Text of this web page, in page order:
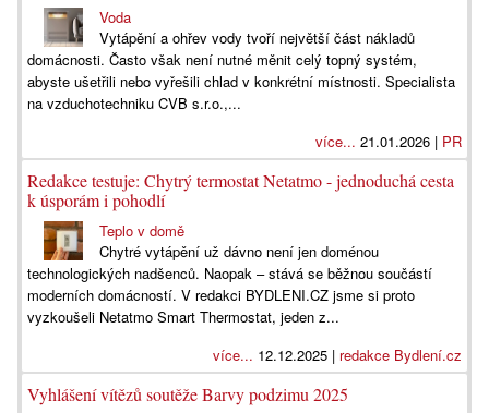
Voda
Vytápění a ohřev vody tvoří největší část nákladů
domácnosti. Často však není nutné měnit celý topný systém,
abyste ušetřili nebo vyřešili chlad v konkrétní místnosti. Specialista
na vzduchotechniku CVB s.r.o.,...
více... 21.01.2026 | PR
Redakce testuje: Chytrý termostat Netatmo - jednoduchá cesta
k úsporám i pohodlí
Teplo v domě
Chytré vytápění už dávno není jen doménou
technologických nadšenců. Naopak – stává se běžnou součástí
moderních domácností. V redakci BYDLENI.CZ jsme si proto
vyzkoušeli Netatmo Smart Thermostat, jeden z...
více... 12.12.2025 | redakce Bydlení.cz
Vyhlášení vítězů soutěže Barvy podzimu 2025